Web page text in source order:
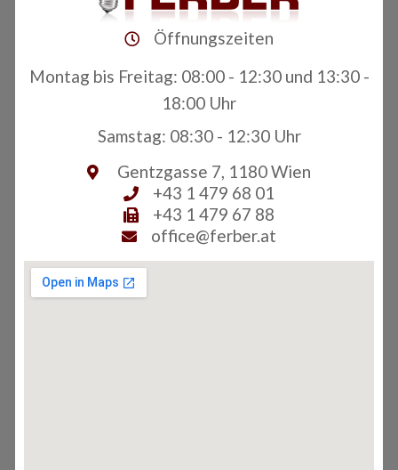
Öffnungszeiten
Montag bis Freitag: 08:00 - 12:30 und 13:30 -
18:00 Uhr
Samstag: 08:30 - 12:30 Uhr
Gentzgasse 7, 1180 Wien
+43 1 479 68 01
+43 1 479 67 88
office@ferber.at